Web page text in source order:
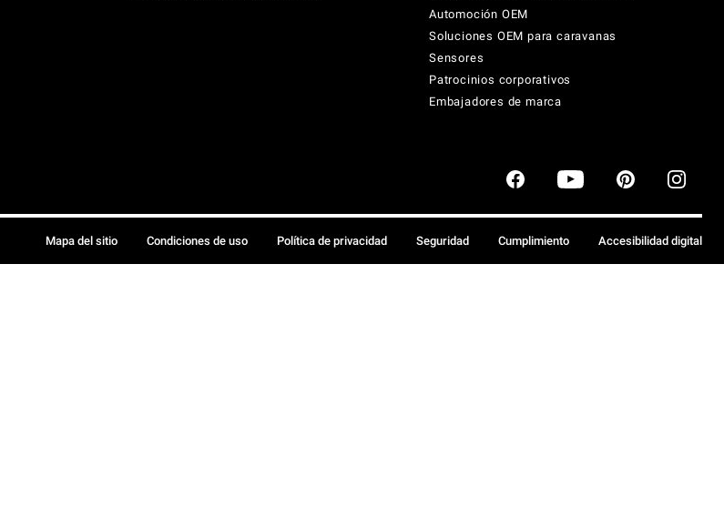
Automoción OEM
Soluciones OEM para caravanas
Sensores
Patrocinios corporativos
Embajadores de marca
Mapa del sitio Condiciones de uso Política de privacidad Seguridad Cumplimiento Accesibilidad digital